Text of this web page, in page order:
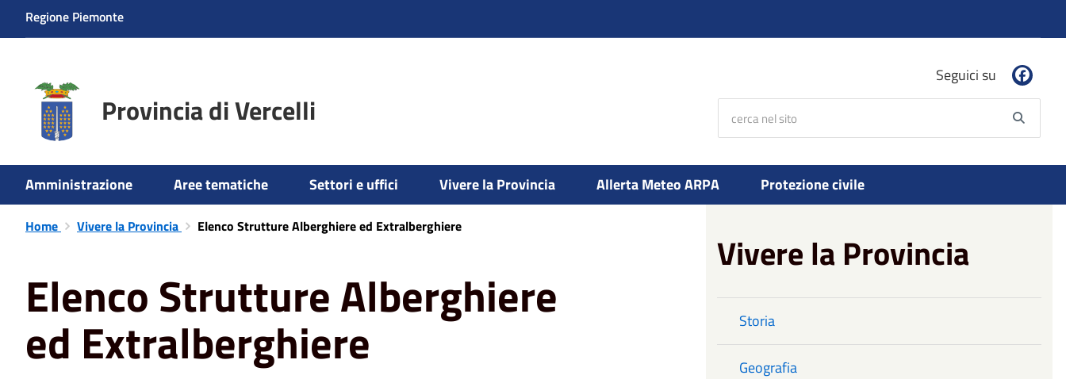
Regione Piemonte
Provincia di Vercelli
Seguici su
Amministrazione Aree tematiche Settori e uffici Vivere la Provincia Allerta Meteo ARPA Protezione civile
Home Vivere la Provincia Elenco Strutture Alberghiere ed Extralberghiere
Elenco Strutture Alberghiere
ed Extralberghiere
Vivere la Provincia
Storia
Geografia